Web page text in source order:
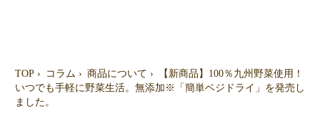
TOP コラム 商品について
【新商品】100％九州野菜使用！
いつでも手軽に野菜生活。無添加※「簡単ベジドライ」を発売し
ました。